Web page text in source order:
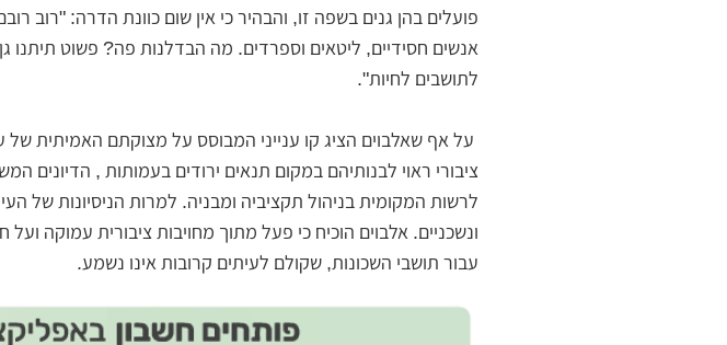
פועלים בהן גנים בשפה זו, והבהיר כי אין שום כוונת הדרה: "רוב
אנשים חסידיים, ליטאים וספרדים. מה הבדלנות פה? פשוט תיתנו גן
לתושבים לחיות".
על אף שאלבוים הציג קו ענייני המבוסס על מצוקתם האמיתית
ציבורי ראוי לבנותיהם במקום תנאים ירודים בעמותות , הדיונים
לרשות המקומית בניהול תקציביה ומבניה. למרות הניסיונות של
ונשכניים. אלבוים הוכיח כי פעל מתוך מחויבות ציבורית עמוקה ועל
עבור תושבי השכונות, שקולם לעיתים קרובות אינו נשמע.